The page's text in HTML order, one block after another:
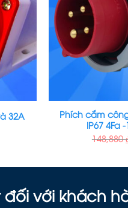
32A
Phích cắm
IP67 4Fa
148,880
đối với khách